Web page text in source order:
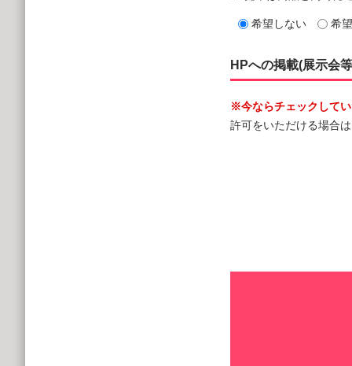
希望しない 希
HPへの掲載(展示会
※今ならチェックして
許可をいただける場合